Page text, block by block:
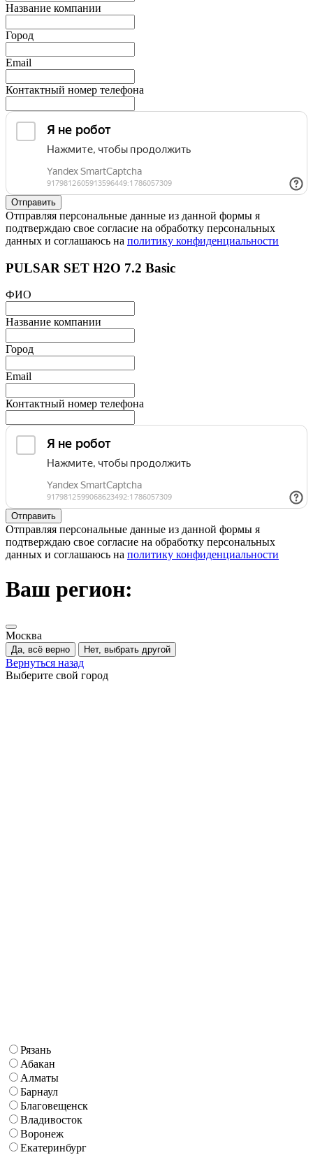
Название компании
Город
Email
Контактный номер телефона
Отправляя персональные данные из данной формы я
подтверждаю свое согласие на обработку персональных
данных и соглашаюсь на политику конфиденциальности
PULSAR SET H2O 7.2 Basic
ФИО
Название компании
Город
Email
Контактный номер телефона
Отправляя персональные данные из данной формы я
подтверждаю свое согласие на обработку персональных
данных и соглашаюсь на политику конфиденциальности
Ваш регион:
Москва
Да, всё верно Нет, выбрать другой
Вернуться назад
Выберите свой город
Рязань
Абакан
Алматы
Барнаул
Благовещенск
Владивосток
Воронеж
Екатеринбург